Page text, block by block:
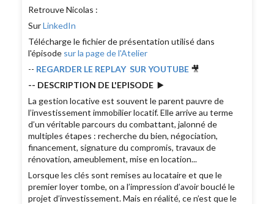
Retrouve Nicolas :
SurLinkedIn
Télécharge le fichier de présentation utilisé dans
l'épisode sur la page de l'Atelier
-- REGARDER LE REPLAY SUR YOUTUBE 🎥
-- DESCRIPTION DE L'EPISODE ▶️
La gestion locative est souvent le parent pauvre de
l’investissement immobilier locatif. Elle arrive au terme
d’un véritable parcours du combattant, jalonné de
multiples étapes : recherche du bien, négociation,
financement, signature du compromis, travaux de
rénovation, ameublement, mise en location...
Lorsque les clés sont remises au locataire et que le
premier loyer tombe, on a l’impression d’avoir bouclé le
projet d’investissement. Mais en réalité, ce n’est que le